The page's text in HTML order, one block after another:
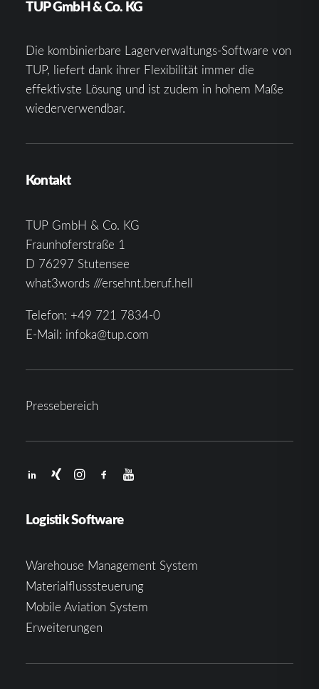
TUP GmbH & Co. KG
Die kombinierbare Lagerverwaltungs-Software von
TUP, liefert dank ihrer Flexibilität immer die
effektivste Lösung und ist zudem in hohem Maße
wiederverwendbar.
Kontakt
TUP GmbH & Co. KG
Fraunhoferstraße 1
D 76297 Stutensee
what3words ///ersehnt.beruf.hell
Telefon: +49 721 7834-0
E-Mail: infoka@tup.com
Pressebereich
Logistik Software
Warehouse Management System
Materialflusssteuerung
Mobile Aviation System
Erweiterungen